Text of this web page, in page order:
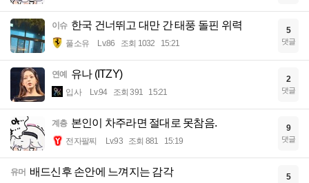
이슈 한국 건너뛰고 대만 간 태풍 돌핀 위력
풀소유 Lv.86 조회 1032 15:21
5
댓글
연예 유나 (ITZY)
입사 Lv.94 조회 391 15:21
2
댓글
계층 본인이 차주라면 절대로 못참음.
전자팔찌 Lv.93 조회 881 15:19
9
댓글
유머 배드신후 손안에 느껴지는 감각 5